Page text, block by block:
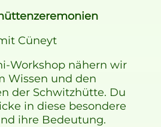
Cüneyt
Workshop nähern wir
Wissen und den
der Schwitzhütte. Du
in diese besondere
ihre Bedeutung.